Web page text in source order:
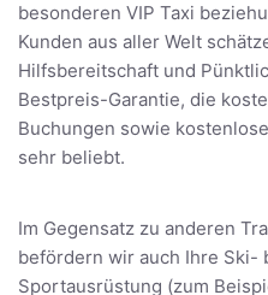
besonderen VIP Taxi
Kunden aus aller Welt
Hilfsbereitschaft und
Bestpreis-Garantie, die
Buchungen sowie
sehr beliebt.
Im Gegensatz zu anderen
befördern wir auch Ihre Ski-
Sportausrüstung (zum